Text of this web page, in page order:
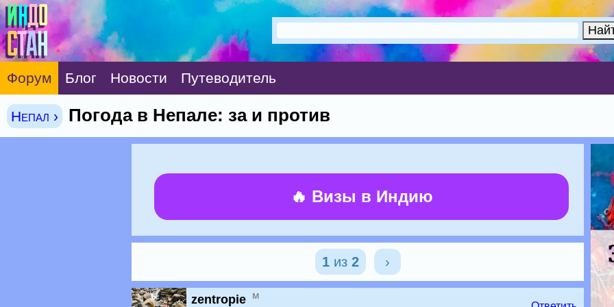
Форум Блог Новости Путеводитель
Непал › Погода в Непале: за и против
🔥 Визы в Индию
1из 2 ›
zentropie м